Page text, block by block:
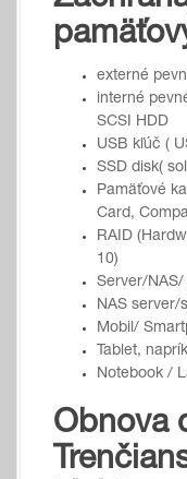
externé
interné
SCSI HDD
USB kľúč (
SSD disk(
Pamäťové
Card,
RAID
10)
Server/NAS/
NAS server/
Mobil/
Tablet,
Notebook /
Obnova